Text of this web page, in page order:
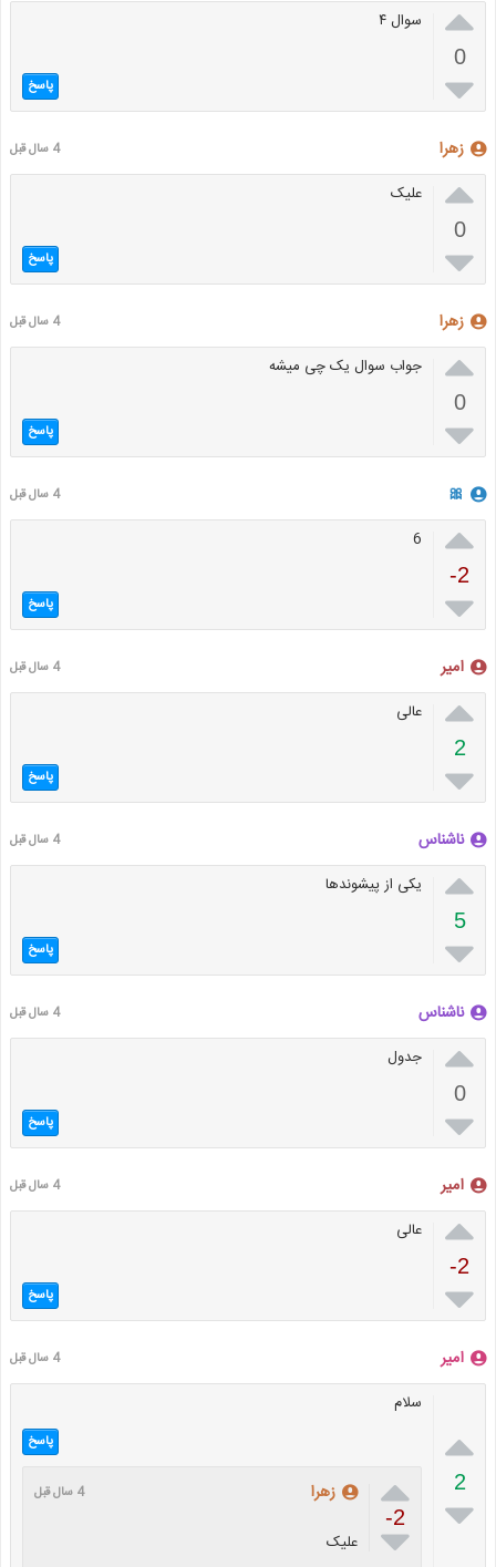

0

سوال ۴
پاسخ
زهرا 4 سال قبل

0

علیک
پاسخ
زهرا 4 سال قبل

0

جواب سوال یک چی میشه
پاسخ
🎀 4 سال قبل

-2

6
پاسخ
امیر 4 سال قبل

2

عالی
پاسخ
ناشناس 4 سال قبل

5

یکی از پیشوندها
پاسخ
ناشناس 4 سال قبل

0

جدول
پاسخ
امیر 4 سال قبل

-2

عالی
پاسخ
امیر 4 سال قبل

2

سلام
پاسخ

-2

زهرا 4 سال قبل
علیک